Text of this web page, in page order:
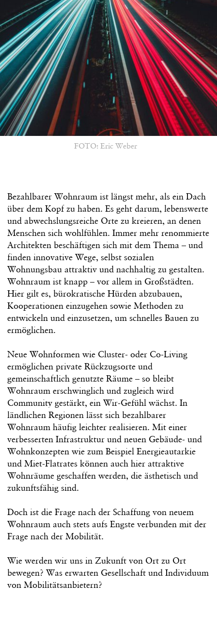
FOTO: Eric Weber
Bezahlbarer Wohnraum ist längst mehr, als ein Dach
über dem Kopf zu haben. Es geht darum, lebenswerte
und abwechslungsreiche Orte zu kreieren, an denen
Menschen sich wohlfühlen. Immer mehr renommierte
Architekten beschäftigen sich mit dem Thema – und
finden innovative Wege, selbst sozialen
Wohnungsbau attraktiv und nachhaltig zu gestalten.
Wohnraum ist knapp – vor allem in Großstädten.
Hier gilt es, bürokratische Hürden abzubauen,
Kooperationen einzugehen sowie Methoden zu
entwickeln und einzusetzen, um schnelles Bauen zu
ermöglichen.
Neue Wohnformen wie Cluster- oder Co-Living
ermöglichen private Rückzugsorte und
gemeinschaftlich genutzte Räume – so bleibt
Wohnraum erschwinglich und zugleich wird
Community gestärkt, ein Wir-Gefühl wächst. In
ländlichen Regionen lässt sich bezahlbarer
Wohnraum häufig leichter realisieren. Mit einer
verbesserten Infrastruktur und neuen Gebäude- und
Wohnkonzepten wie zum Beispiel Energieautarkie
und Miet-Flatrates können auch hier attraktive
Wohnräume geschaffen werden, die ästhetisch und
zukunftsfähig sind.
Doch ist die Frage nach der Schaffung von neuem
Wohnraum auch stets aufs Engste verbunden mit der
Frage nach der Mobilität.
Wie werden wir uns in Zukunft von Ort zu Ort
bewegen? Was erwarten Gesellschaft und Individuum
von Mobilitätsanbietern?